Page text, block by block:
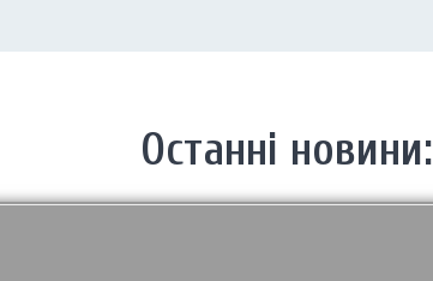
Останні новини: